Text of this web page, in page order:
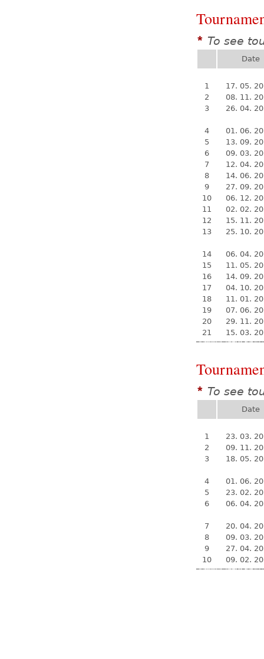
* To see
Date
1
17. 05.
2
08. 11.
3
26. 04.
4
01. 06.
5
13. 09.
6
09. 03.
7
12. 04.
8
14. 06.
9
27. 09.
10
06. 12.
11
02. 02.
12
15. 11.
13
25. 10.
14
06. 04.
15
11. 05.
16
14. 09.
17
04. 10.
18
11. 01.
19
07. 06.
20
29. 11.
21
15. 03.
* To see
Date
1
23. 03.
2
09. 11.
3
18. 05.
4
01. 06.
5
23. 02.
6
06. 04.
7
20. 04.
8
09. 03.
9
27. 04.
10
09. 02.